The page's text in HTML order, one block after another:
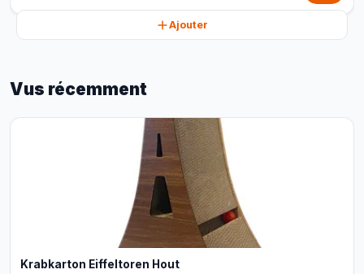
Ajouter
Vus récemment
Krabkarton Eiffeltoren Hout